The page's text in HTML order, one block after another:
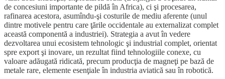
de concesiuni importante de pildă în Africa), ci şi procesarea,
rafinarea acestora, asumîndu-şi costurile de mediu aferente (unul
dintre motivele pentru care ţările occidentale au externalizat complet
această componentă a industriei). Strategia a avut în vedere
dezvoltarea unui ecosistem tehnologic şi industrial complet, orientat
spre export şi inovare, un rezultat fiind tehnologiile conexe, cu
valoare adăugată ridicată, precum producţia de magneţi pe bază de
metale rare, elemente esenţiale în industria aviatică sau în robotică.